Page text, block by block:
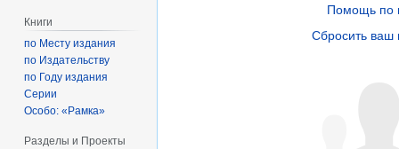
Помощь по
Сбросить ваш
Книги
по Месту издания
по Издательству
по Году издания
Серии
Особо: «Рамка»
Разделы и Проекты